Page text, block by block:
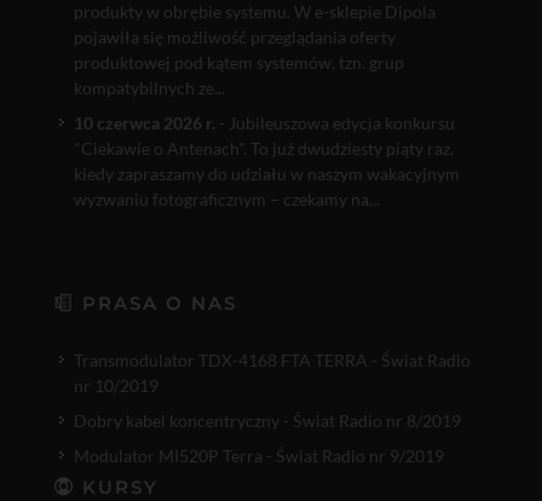
produkty w obrębie systemu. W e-sklepie Dipola
pojawiła się możliwość przeglądania oferty
produktowej pod kątem systemów, tzn. grup
kompatybilnych ze...
10 czerwca 2026 r. - Jubileuszowa edycja konkursu
"Ciekawie o Antenach". To już dwudziesty piąty raz,
kiedy zapraszamy do udziału w naszym wakacyjnym
wyzwaniu fotograficznym – czekamy na...
PRASA O NAS
Transmodulator TDX-4168 FTA TERRA - Świat Radio
nr 10/2019
Dobry kabel koncentryczny - Świat Radio nr 8/2019
Modulator MI520P Terra - Świat Radio nr 9/2019
KURSY